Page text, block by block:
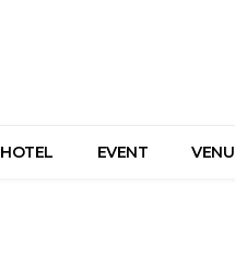
HOTEL EVENT